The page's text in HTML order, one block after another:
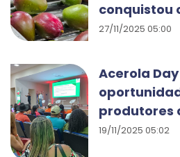
conquistou
27/11/2025 05:00
Acerola
produtores
19/11/2025 05:02